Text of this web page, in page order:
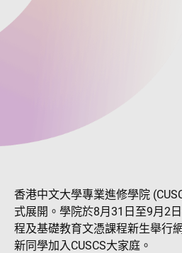
香港中文大學專業進修學院
式展開。學院於8月31日至9月2
程及基礎教育文憑課程新生舉行
新同學加入CUSCS大家庭。